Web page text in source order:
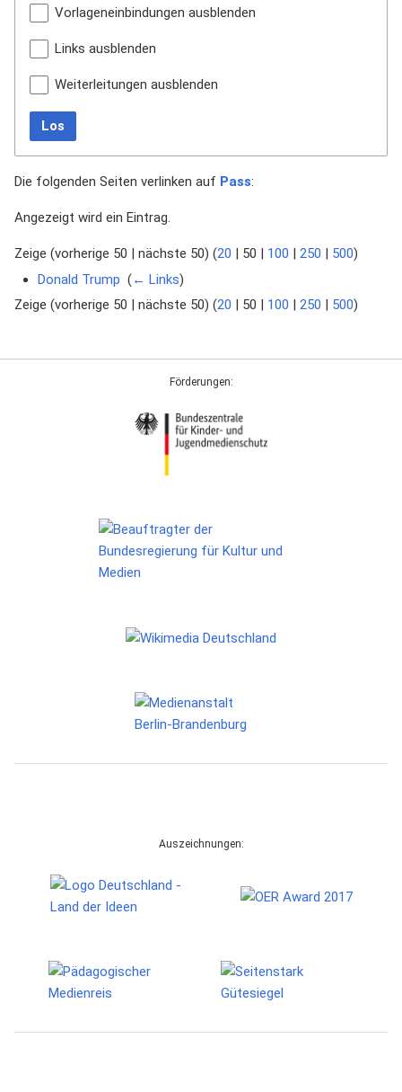
Vorlageneinbindungen ausblenden
Links ausblenden
Weiterleitungen ausblenden
Los
Die folgenden Seiten verlinken auf Pass:
Angezeigt wird ein Eintrag.
Zeige (vorherige 50 nächste 50) (20 50 100 250 500)
Donald Trump (← Links)
Zeige (vorherige 50 | nächste 50) (20 | 50 | 100 | 250 | 500)
Förderungen:
Auszeichnungen: